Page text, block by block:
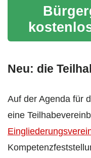
Neu: die
Auf der Agenda für
eine